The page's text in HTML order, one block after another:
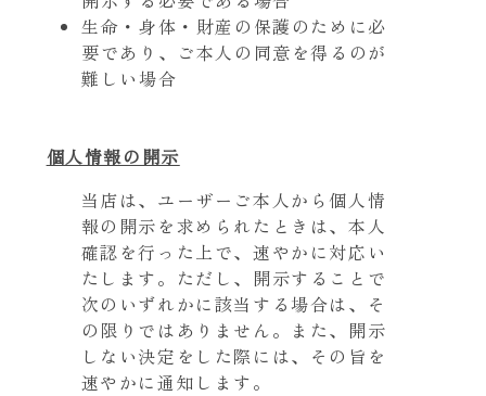
生命・身体・財産の保護のために必
要であり、ご本人の同意を得るのが
難しい場合
個人情報の開示
当店は、ユーザーご本人から個人情
報の開示を求められたときは、本人
確認を行った上で、速やかに対応い
たします。ただし、開示することで
次のいずれかに該当する場合は、そ
の限りではありません。また、開示
しない決定をした際には、その旨を
速やかに通知します。